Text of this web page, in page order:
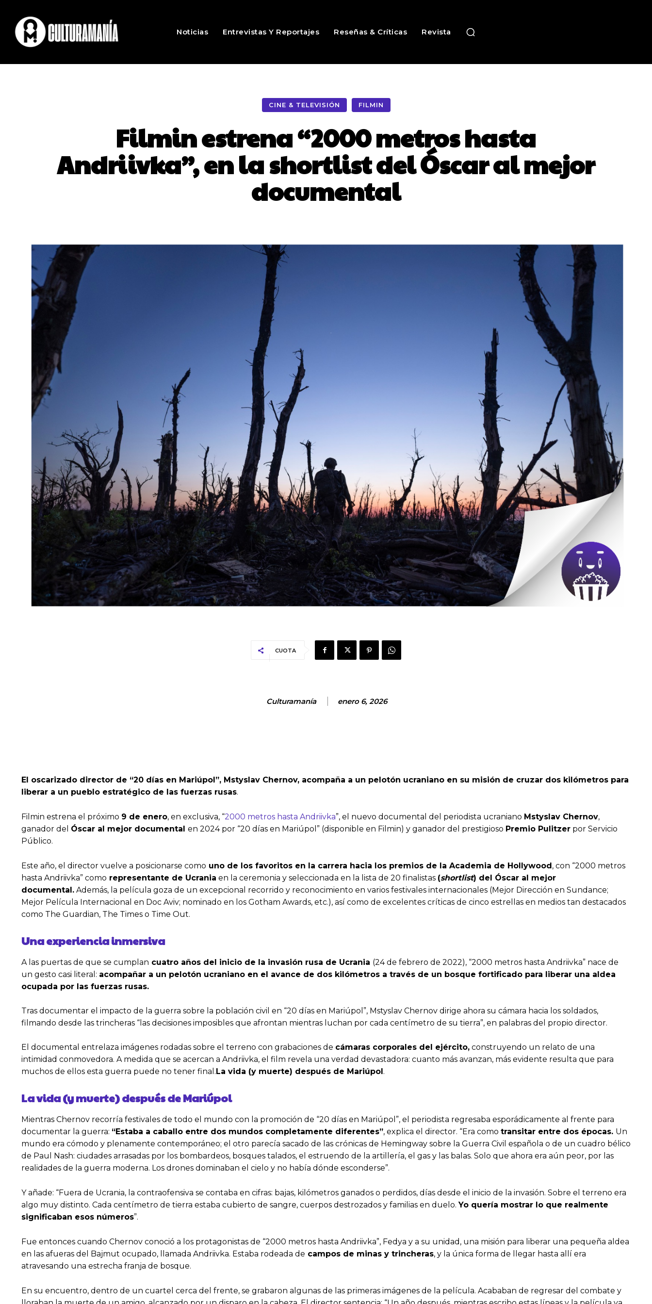
Noticias Entrevistas Y Reportajes Reseñas & Críticas Revista
CINE & TELEVISIÓN FILMIN
Filmin estrena “2000 metros hasta
Andriivka”, en la shortlist del Óscar al mejor
documental
CUOTA
Culturamanía enero 6, 2026
El oscarizado director de “20 días en Mariúpol”, Mstyslav Chernov, acompaña a un pelotón ucraniano en su misión de cruzar dos kilómetros para
liberar a un pueblo estratégico de las fuerzas rusas.
Filmin estrena el próximo 9 de enero, en exclusiva, “2000 metros hasta Andriivka”, el nuevo documental del periodista ucraniano Mstyslav Chernov,
ganador del Óscar al mejor documental en 2024 por “20 días en Mariúpol” (disponible en Filmin) y ganador del prestigioso Premio Pulitzer por Servicio
Público.
Este año, el director vuelve a posicionarse como uno de los favoritos en la carrera hacia los premios de la Academia de Hollywood, con “2000 metros
hasta Andriivka” como representante de Ucrania en la ceremonia y seleccionada en la lista de 20 finalistas (shortlist) del Óscar al mejor
documental. Además, la película goza de un excepcional recorrido y reconocimiento en varios festivales internacionales (Mejor Dirección en Sundance;
Mejor Película Internacional en Doc Aviv; nominado en los Gotham Awards, etc.), así como de excelentes críticas de cinco estrellas en medios tan destacados
como The Guardian, The Times o Time Out.
Una experiencia inmersiva
A las puertas de que se cumplan cuatro años del inicio de la invasión rusa de Ucrania (24 de febrero de 2022), “2000 metros hasta Andriivka” nace de
un gesto casi literal: acompañar a un pelotón ucraniano en el avance de dos kilómetros a través de un bosque fortificado para liberar una aldea
ocupada por las fuerzas rusas.
Tras documentar el impacto de la guerra sobre la población civil en “20 días en Mariúpol”, Mstyslav Chernov dirige ahora su cámara hacia los soldados,
filmando desde las trincheras “las decisiones imposibles que afrontan mientras luchan por cada centímetro de su tierra”, en palabras del propio director.
El documental entrelaza imágenes rodadas sobre el terreno con grabaciones de cámaras corporales del ejército, construyendo un relato de una
intimidad conmovedora. A medida que se acercan a Andriivka, el film revela una verdad devastadora: cuanto más avanzan, más evidente resulta que para
muchos de ellos esta guerra puede no tener final.La vida (y muerte) después de Mariúpol.
La vida (y muerte) después de Mariúpol
Mientras Chernov recorría festivales de todo el mundo con la promoción de “20 días en Mariúpol”, el periodista regresaba esporádicamente al frente para
documentar la guerra: “Estaba a caballo entre dos mundos completamente diferentes”, explica el director. “Era como transitar entre dos épocas. Un
mundo era cómodo y plenamente contemporáneo; el otro parecía sacado de las crónicas de Hemingway sobre la Guerra Civil española o de un cuadro bélico
de Paul Nash: ciudades arrasadas por los bombardeos, bosques talados, el estruendo de la artillería, el gas y las balas. Solo que ahora era aún peor, por las
realidades de la guerra moderna. Los drones dominaban el cielo y no había dónde esconderse”.
Y añade: “Fuera de Ucrania, la contraofensiva se contaba en cifras: bajas, kilómetros ganados o perdidos, días desde el inicio de la invasión. Sobre el terreno era
algo muy distinto. Cada centímetro de tierra estaba cubierto de sangre, cuerpos destrozados y familias en duelo.Yo quería mostrar lo que realmente
significaban esos números”.
Fue entonces cuando Chernov conoció a los protagonistas de “2000 metros hasta Andriivka”, Fedya y a su unidad, una misión para liberar una pequeña aldea
en las afueras del Bajmut ocupado, llamada Andriivka. Estaba rodeada de campos de minas y trincheras, y la única forma de llegar hasta allí era
atravesando una estrecha franja de bosque.
En su encuentro, dentro de un cuartel cerca del frente, se grabaron algunas de las primeras imágenes de la película. Acababan de regresar del combate y